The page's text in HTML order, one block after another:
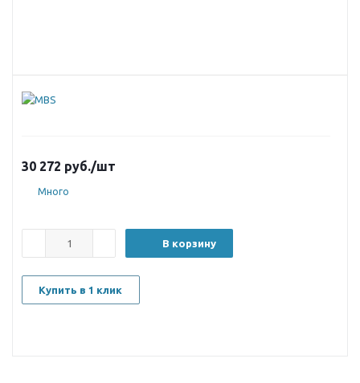
30 272 руб./шт
Много
В корзину
Купить в 1 клик